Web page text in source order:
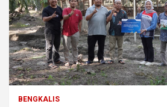
BENGKALIS